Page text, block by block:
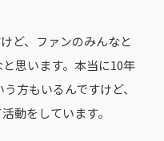
ど、ファンのみんなと
思います。本当に10年
方もいるんですけど、
動をしています。